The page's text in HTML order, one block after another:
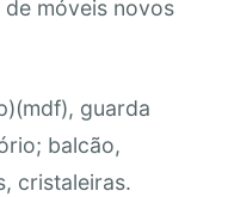
móveis novos
guarda
balcão,
cristaleiras.